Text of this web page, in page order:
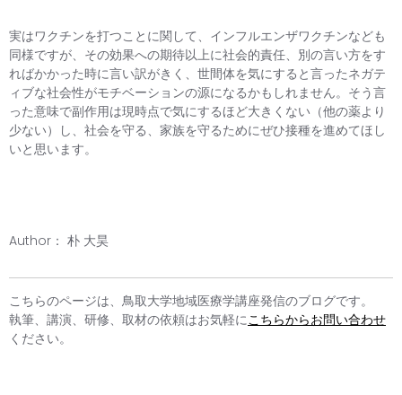
実はワクチンを打つことに関して、インフルエンザワクチンなども
同様ですが、その効果への期待以上に社会的責任、別の言い方をす
ればかかった時に言い訳がきく、世間体を気にすると言ったネガテ
ィブな社会性がモチベーションの源になるかもしれません。そう言
った意味で副作用は現時点で気にするほど大きくない（他の薬より
少ない）し、社会を守る、家族を守るためにぜひ接種を進めてほし
いと思います。
Author： 朴 大昊
こちらのページは、鳥取大学地域医療学講座発信のブログです。
執筆、講演、研修、取材の依頼はお気軽にこちらからお問い合わせ
ください。